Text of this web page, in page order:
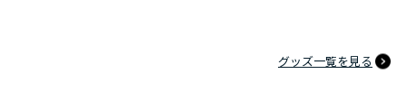
グッズ一覧を見る